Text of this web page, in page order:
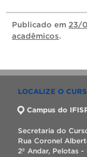
Publicado em 23/
acadêmicos.
LOCALIZE O
Campus do
Secretaria do
Rua Coronel
2º Andar, Pelotas -